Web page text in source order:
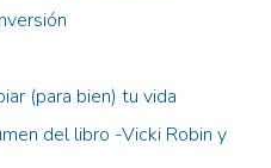
(para bien) tu vida
del libro -Vicki Robin y